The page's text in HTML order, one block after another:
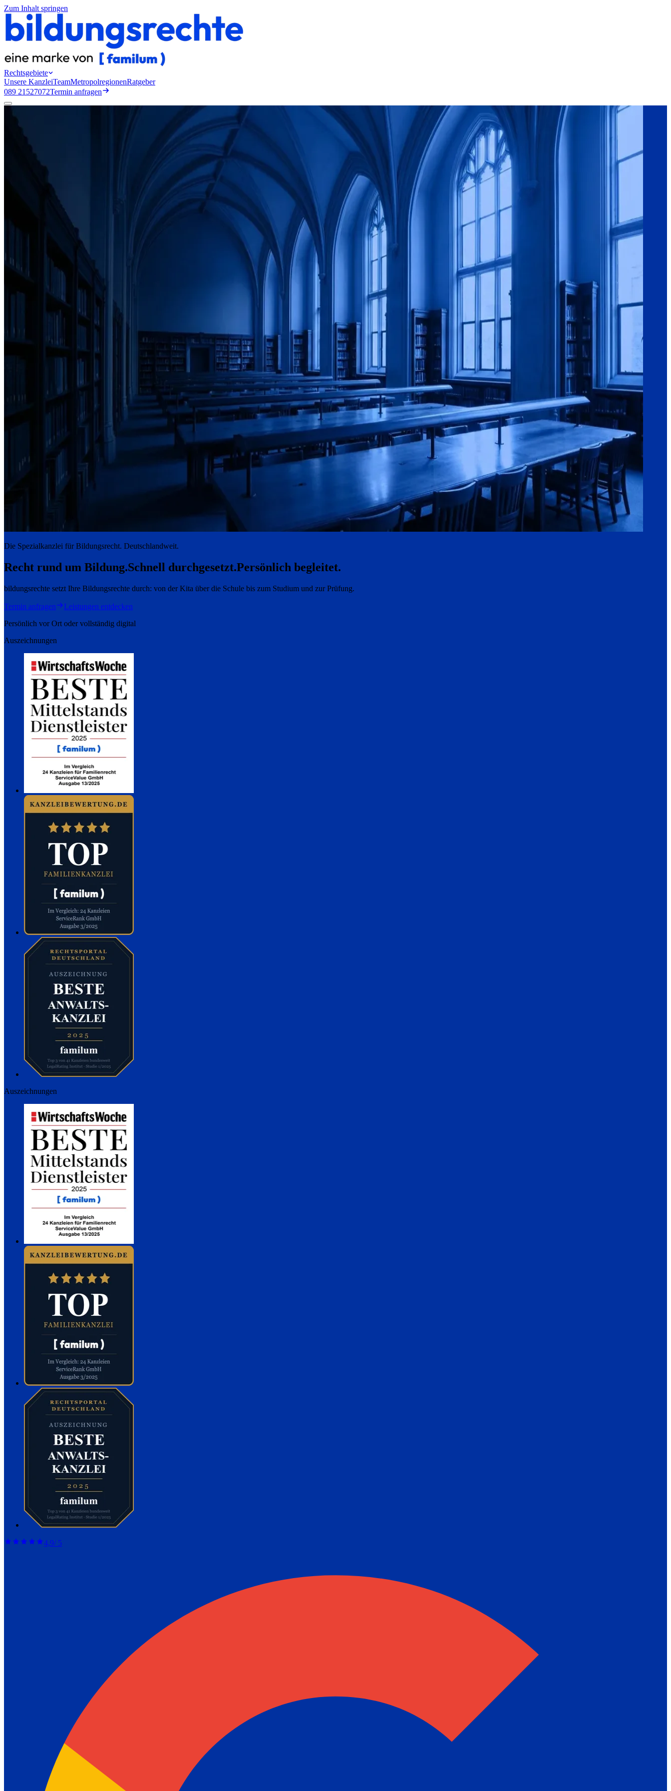
Zum Inhalt springen
Rechtsgebiete
Unsere KanzleiTeamMetropolregionenRatgeber
089 21527072Termin anfragen
Die Spezialkanzlei für Bildungsrecht. Deutschlandweit.
Recht rund um Bildung.Schnell durchgesetzt.Persönlich begleitet.
bildungsrechte setzt Ihre Bildungsrechte durch: von der Kita über die Schule bis zum Studium und zur Prüfung.
Termin anfragen
Leistungen entdecken
Persönlich vor Ort oder vollständig digital
Auszeichnungen
Auszeichnungen
4,9/ 5